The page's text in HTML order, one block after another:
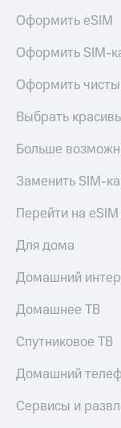
Оформить eSIM
Оформить SIM-
Оформить
Выбрать
Больше
Заменить SIM-
Перейти на eSIM
Для дома
Домашний
Домашнее ТВ
Спутниковое ТВ
Домашний
Сервисы и